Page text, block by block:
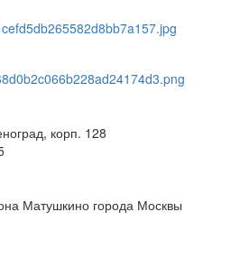
корп. 128
Матушкино города Москвы